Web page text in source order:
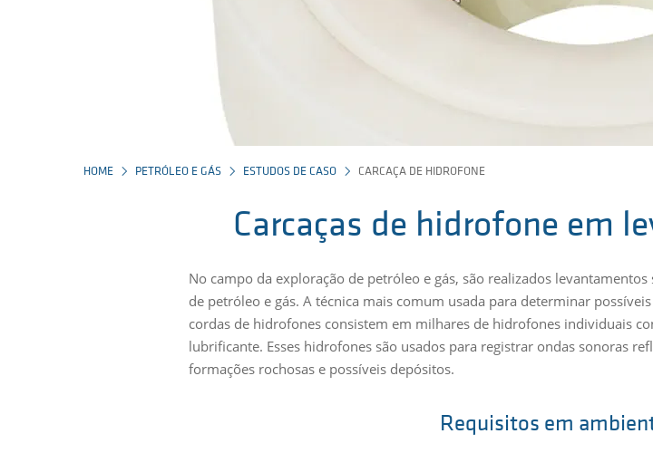
HOME PETRÓLEO E GÁS ESTUDOS DE CASO CARCAÇA DE HIDROFONE
Carcaças de hidrofone em
No campo da exploração de petróleo e gás, são realizados
de petróleo e gás. A técnica mais comum usada para determinar
cordas de hidrofones consistem em milhares de hidrofones individuais
lubrificante. Esses hidrofones são usados para registrar ondas sonoras
formações rochosas e possíveis depósitos.
Requisitos em